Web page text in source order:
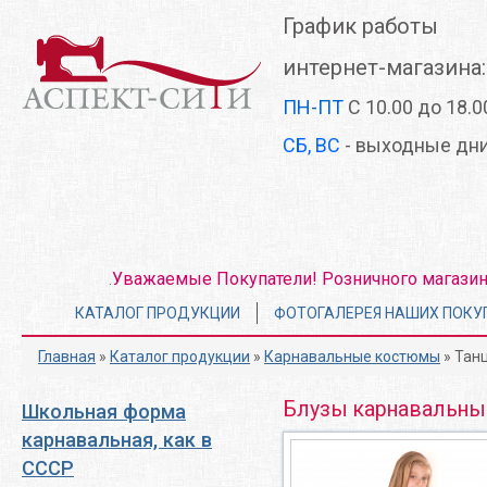
основному
содержанию
График работы
интернет-магазина:
ПН-ПТ С 10.00 до
СБ, ВС - выходные
Уважаемые Покупатели! Розничного
Главное
меню
КАТАЛОГ ПРОДУКЦИИ ФОТОГАЛЕРЕЯ НАШИХ
Главная » Каталог продукции » Карнавальные костюмы »
Школьная форма
карнавальная, как в
СССР
Блузы